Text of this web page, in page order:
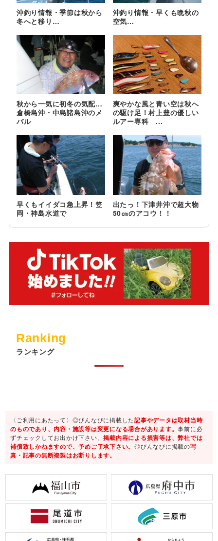
沖釣り情報・季節は秋から
冬へと移り…
沖釣り情報・早くも晩秋の
空気…
秋から一気に初冬の気配…
倉橋島沖・中島諸島沖のメ
バル
爽やかな風と青い空は秋へ
の駆け足！村上豊の優しい
ルアー専科 ...
早くもイイダコ急上昇！笠
岡・神島水道で
出たっ！下津井沖で超大物
50㎝のアコウ！！
Ranking
ランキング
〈ご利用にあたって〉◎びんなびに掲載した記事やデータは取材当時
のものであり、内容・施設等は変更になる場合があります。事前に必
ずチェックしてお出かけ下さい。掲載内容による損害等は、弊社では
補償致しかねますので、予めご了承下さい。◎びんなびに掲載の写
真・記事の無断複製はお断りします。